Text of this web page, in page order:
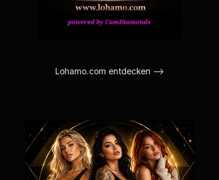
Lohamo.com entdecken -->